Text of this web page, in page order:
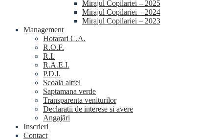
Mirajul Copilariei – 2025
Mirajul Copilariei – 2024
Mirajul Copilariei – 2023
Management
Hotarari C.A.
R.O.F.
R.I.
R.A.E.I.
P.D.I.
Scoala altfel
Saptamana verde
Transparenta veniturilor
Declaratii de interese si avere
Angajări
Inscrieri
Contact